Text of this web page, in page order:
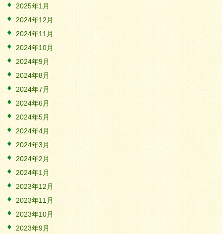
2025年1月
2024年12月
2024年11月
2024年10月
2024年9月
2024年8月
2024年7月
2024年6月
2024年5月
2024年4月
2024年3月
2024年2月
2024年1月
2023年12月
2023年11月
2023年10月
2023年9月